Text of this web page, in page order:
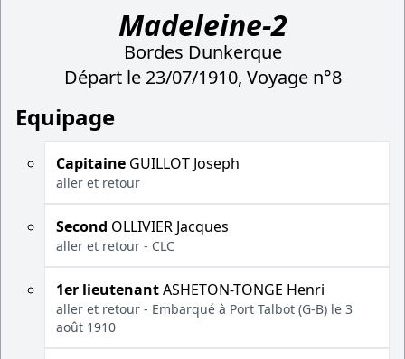
Madeleine-2
Bordes Dunkerque
Départ le 23/07/1910, Voyage n°8
Equipage
Capitaine GUILLOT Joseph
aller et retour
Second OLLIVIER Jacques
aller et retour - CLC
1er lieutenantASHETON-TONGE Henri
aller et retour - Embarqué à Port Talbot (G-B) le 3
août 1910